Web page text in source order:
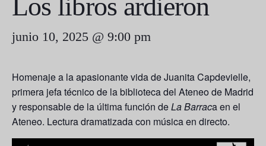
Los libros ardieron
junio 10, 2025 @ 9:00 pm
Homenaje a la apasionante vida de Juanita Capdevielle,
primera jefa técnico de la biblioteca del Ateneo de Madrid
y responsable de la última función deLa Barraca en el
Ateneo. Lectura dramatizada con música en directo.